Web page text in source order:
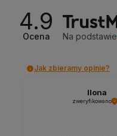
4.9
Ocena Na podstawie
Jak zbieramy opinie?
Ilona
zweryfikowano